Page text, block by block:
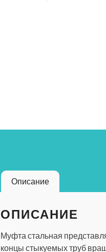
Описание
ОПИСАНИЕ
Муфта стальная
концы стыкуемых труб